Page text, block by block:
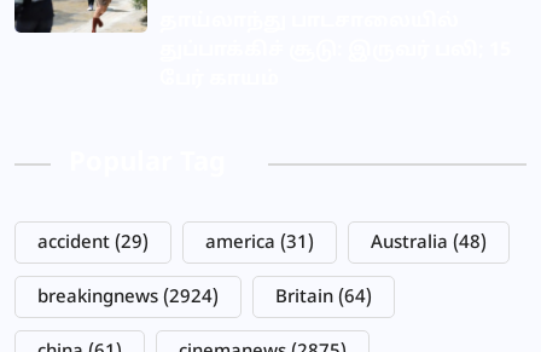
accident (29) america (31) Australia (48)
breakingnews (2924) Britain (64)